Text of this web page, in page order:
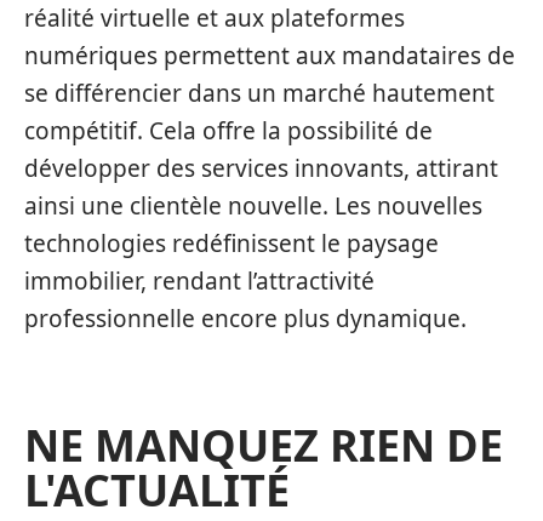
réalité virtuelle et aux plateformes
numériques permettent aux mandataires de
se différencier dans un marché hautement
compétitif. Cela offre la possibilité de
développer des services innovants, attirant
ainsi une clientèle nouvelle. Les nouvelles
technologies redéfinissent le paysage
immobilier, rendant l’attractivité
professionnelle encore plus dynamique.
NE MANQUEZ RIEN DE
L'ACTUALITÉ